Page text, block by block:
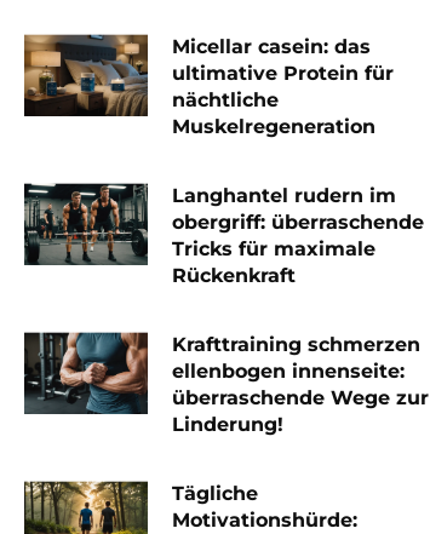
Micellar casein: das
ultimative Protein für
nächtliche
Muskelregeneration
Langhantel rudern im
obergriff: überraschende
Tricks für maximale
Rückenkraft
Krafttraining schmerzen
ellenbogen innenseite:
überraschende Wege zur
Linderung!
Tägliche
Motivationshürde: